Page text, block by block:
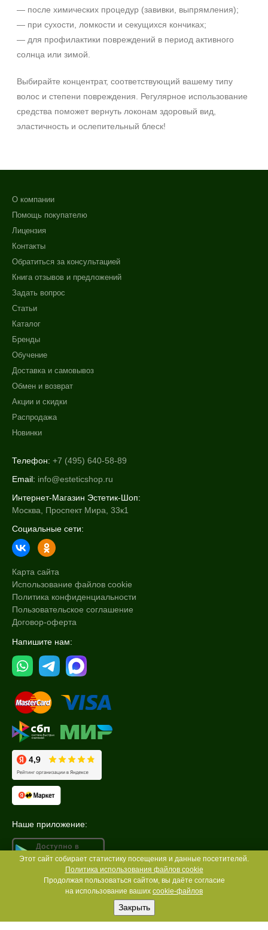
— после химических процедур (завивки, выпрямления);
— при сухости, ломкости и секущихся кончиках;
— для профилактики повреждений в период активного
солнца или зимой.
Выбирайте концентрат, соответствующий вашему типу
волос и степени повреждения. Регулярное использование
средства поможет вернуть локонам здоровый вид,
эластичность и ослепительный блеск!
О компании
Помощь покупателю
Лицензия
Контакты
Обратиться за консультацией
Книга отзывов и предложений
Задать вопрос
Статьи
Каталог
Бренды
Обучение
Доставка и самовывоз
Обмен и возврат
Акции и скидки
Распродажа
Новинки
Телефон: +7 (495) 640-58-89
Email: info@esteticshop.ru
Интернет-Магазин Эстетик-Шоп:
Москва, Проспект Мира, 33к1
Социальные сети:
Карта сайта
Использование файлов cookie
Политика конфиденциальности
Пользовательское соглашение
Договор-оферта
Напишите нам:
Наше приложение:
Этот сайт собирает статистику посещения и данные посетителей.
Политика использования файлов cookie
Продолжая пользоваться сайтом, вы даёте согласие
на использование ваших cookie-файлов
Закрыть